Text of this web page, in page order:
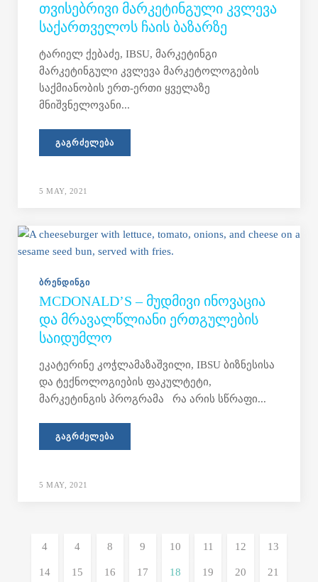
ᲗᲕᲘᲡᲔᲑᲠᲘᲕᲘ ᲛᲐᲠᲙᲔᲢᲘᲜᲒᲣᲚᲘ ᲙᲕᲚᲔᲕᲐ
ᲡᲐᲥᲐᲠᲗᲕᲔᲚᲝᲡ ᲩᲐᲘᲡ ᲑᲐᲖᲐᲠᲖᲔ
ტარიელ ქებაძე, IBSU, მარკეტინგი
მარკეტინგული კვლევა მარკეტოლოგების
საქმიანობის ერთ-ერთი ყველაზე
მნიშვნელოვანი...
ᲒᲐᲒᲠᲫᲔᲚᲔᲑᲐ
5 MAY, 2021
ᲑᲠᲔᲜᲓᲘᲜᲒᲘ
MCDONALD’S – ᲛᲣᲓᲛᲘᲕᲘ ᲘᲜᲝᲕᲐᲪᲘᲐ
ᲓᲐ ᲛᲠᲐᲕᲐᲚᲬᲚᲘᲐᲜᲘ ᲔᲠᲗᲒᲣᲚᲔᲑᲘᲡ
ᲡᲐᲘᲓᲣᲛᲚᲝ
ეკატერინე კოჭლამაზაშვილი, IBSU ბიზნესისა
და ტექნოლოგიების ფაკულტეტი,
მარკეტინგის პროგრამა რა არის სწრაფი...
ᲒᲐᲒᲠᲫᲔᲚᲔᲑᲐ
5 MAY, 2021
8 9 10 11 12 13
14 15 16 17 18 19 20 21